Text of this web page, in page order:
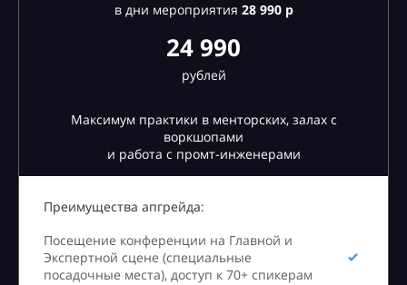
в дни мероприятия 28990 р
24 990
рублей
Максимум практики в менторских, залах с
воркшопами
и работа с промт-инженерами
Преимущества апгрейда:
Посещение конференции на Главной и
Экспертной сцене (специальные
посадочные места), доступ к 70+ спикерам